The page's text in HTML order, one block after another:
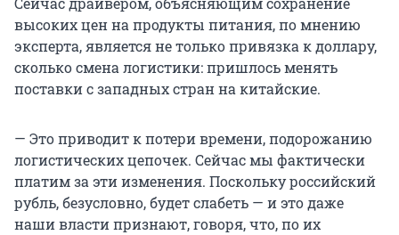
высоких цен на продукты питания, по мнению
эксперта, является не только привязка к доллару,
сколько смена логистики: пришлось менять
поставки с западных стран на китайские.
— Это приводит к потери времени, подорожанию
логистических цепочек. Сейчас мы фактически
платим за эти изменения. Поскольку российский
рубль, безусловно, будет слабеть — и это даже
наши власти признают, говоря, что, по их